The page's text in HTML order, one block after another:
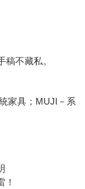
不藏私。
家具；MUJI－系
！